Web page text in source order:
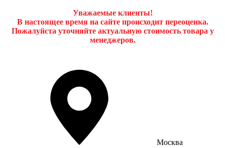
Уважаемые клиенты!
В настоящее время на сайте происходит переоценка.
Пожалуйста уточняйте актуальную стоимость товара у
менеджеров.
Москва